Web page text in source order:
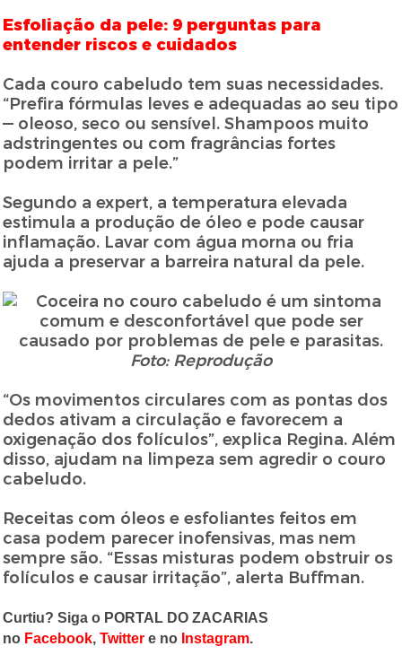
Esfoliação da pele: 9 perguntas para
entender riscos e cuidados
Cada couro cabeludo tem suas necessidades.
“Prefira fórmulas leves e adequadas ao seu tipo
— oleoso, seco ou sensível. Shampoos muito
adstringentes ou com fragrâncias fortes
podem irritar a pele.”
Segundo a expert, a temperatura elevada
estimula a produção de óleo e pode causar
inflamação. Lavar com água morna ou fria
ajuda a preservar a barreira natural da pele.
Foto: Reprodução
“Os movimentos circulares com as pontas dos
dedos ativam a circulação e favorecem a
oxigenação dos folículos”, explica Regina. Além
disso, ajudam na limpeza sem agredir o couro
cabeludo.
Receitas com óleos e esfoliantes feitos em
casa podem parecer inofensivas, mas nem
sempre são. “Essas misturas podem obstruir os
folículos e causar irritação”, alerta Buffman.
Curtiu? Siga o PORTAL DO ZACARIAS
no Facebook,Twitter e no Instagram.